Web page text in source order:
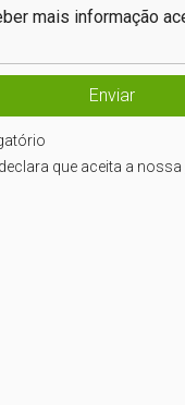
que aceita a nossa